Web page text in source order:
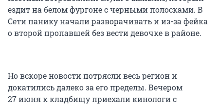
ездит на белом фургоне с черными полосками. В
Сети панику начали разворачивать и из-за фейка
о второй пропавшей без вести девочке в районе.
Но вскоре новости потрясли весь регион и
докатились далеко за его пределы. Вечером
27 июняк кладбищу приехали кинологи с